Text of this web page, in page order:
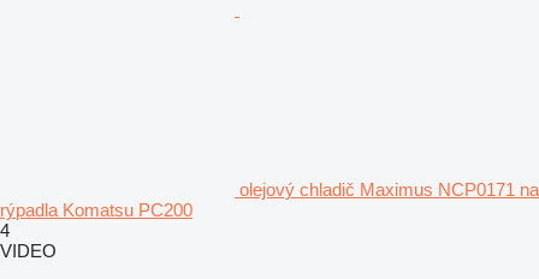
olejový chladič Maximus NCP0171 na
rýpadla Komatsu PC200
4
VIDEO